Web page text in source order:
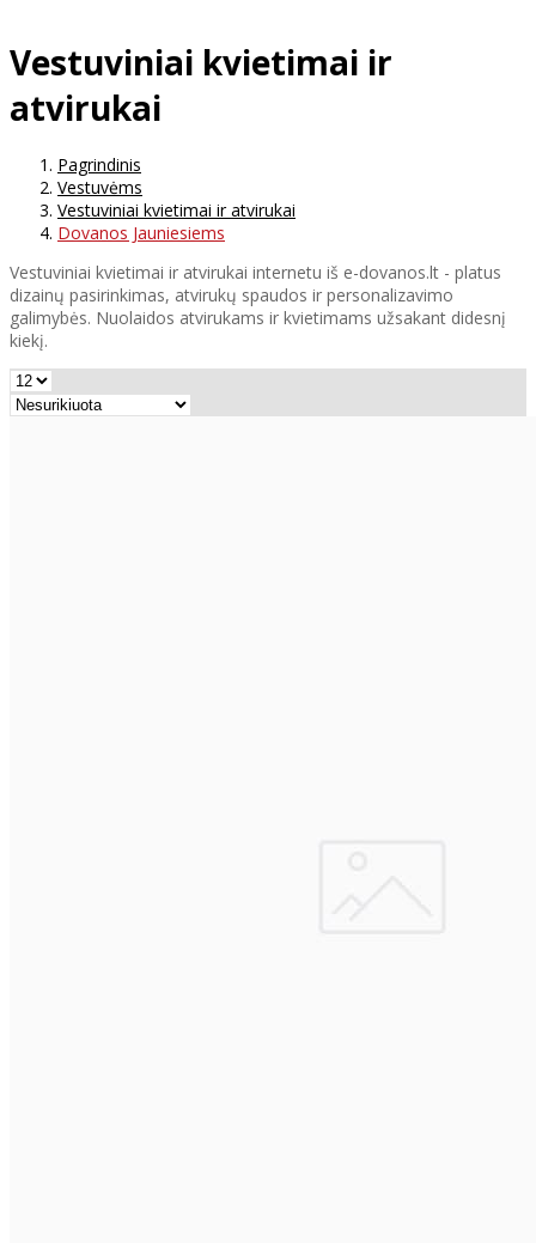
Vestuviniai kvietimai ir
atvirukai
Pagrindinis
Vestuvėms
Vestuviniai kvietimai ir atvirukai
Dovanos Jauniesiems
Vestuviniai kvietimai ir atvirukai internetu iš e-dovanos.lt - platus
dizainų pasirinkimas, atvirukų spaudos ir personalizavimo
galimybės. Nuolaidos atvirukams ir kvietimams užsakant didesnį
kiekį.